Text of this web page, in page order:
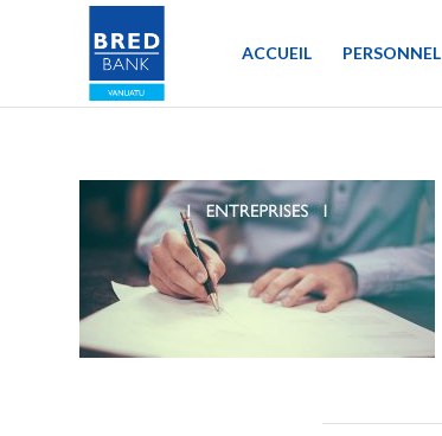
ACCUEIL PERSONNEL